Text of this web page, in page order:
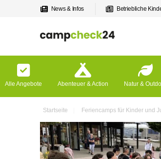
News & Infos Betriebliche
Alle Angebote Abenteuer & Action Natur &
Startseite Feriencamps für Kinder und